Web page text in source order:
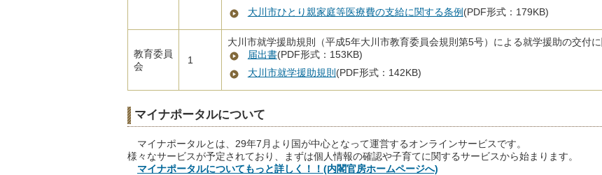
大川市ひとり親家庭等医療費の支給に関する条例 (PDF形式：179KB)
教育委員
会
1
大川市就学援助規則（平成5年大川市教育委員会規則第5号）による就学援助の交付
届出書(PDF形式：153KB)
大川市就学援助規則 (PDF形式：142KB)
マイナポータルについて
マイナポータルとは、29年7月より国が中心となって運営するオンラインサービスです。
様々なサービスが予定されており、まずは個人情報の確認や子育てに関するサービスから始まります。
マイナポータルについてもっと詳しく！！(内閣官房ホームページへ)